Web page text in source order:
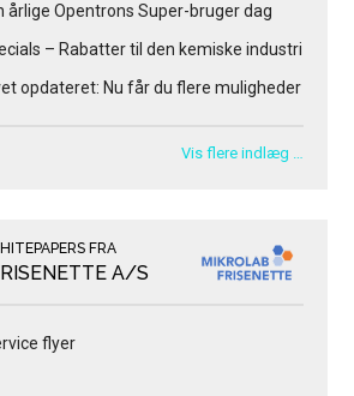
årlige Opentrons Super-bruger dag
– Rabatter til den kemiske industri
opdateret: Nu får du flere muligheder
Vis flere indlæg …
FRA
A/S
flyer